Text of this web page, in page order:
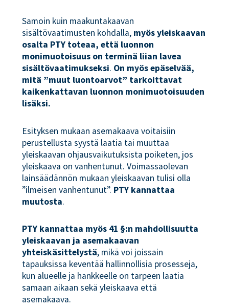
Samoin kuin maakuntakaavan
sisältövaatimusten kohdalla, myös yleiskaavan
osalta PTY toteaa, että luonnon
monimuotoisuus on terminä liian lavea
sisältövaatimukseksi. On myös epäselvää,
mitä ”muut luontoarvot” tarkoittavat
kaikenkattavan luonnon monimuotoisuuden
lisäksi.
Esityksen mukaan asemakaava voitaisiin
perustellusta syystä laatia tai muuttaa
yleiskaavan ohjausvaikutuksista poiketen, jos
yleiskaava on vanhentunut. Voimassaolevan
lainsäädännön mukaan yleiskaavan tulisi olla
”ilmeisen vanhentunut”. PTY kannattaa
muutosta.
PTY kannattaa myös 41 §:n mahdollisuutta
yleiskaavan ja asemakaavan
yhteiskäsittelystä, mikä voi joissain
tapauksissa keventää hallinnollisia prosesseja,
kun alueelle ja hankkeelle on tarpeen laatia
samaan aikaan sekä yleiskaava että
asemakaava.